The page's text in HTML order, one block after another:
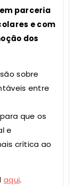
parceria
e com
dos
sobre
entre
que os
e
crítica ao
aqui.